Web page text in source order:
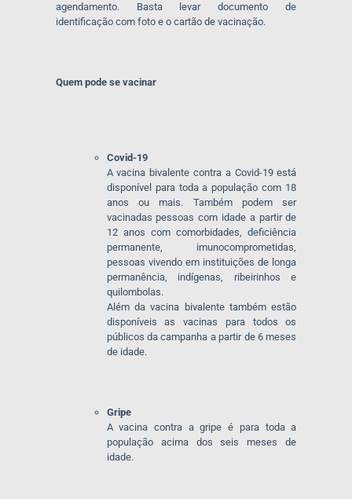
agendamento. Basta levar documento de
identificação com foto e o cartão de vacinação.
Quem pode se vacinar
Covid-19
A vacina bivalente contra a Covid-19 está
disponível para toda a população com 18
anos ou mais. Também podem ser
vacinadas pessoas com idade a partir de
12 anos com comorbidades, deficiência
permanente, imunocomprometidas,
pessoas vivendo em instituições de longa
permanência, indígenas, ribeirinhos e
quilombolas.
Além da vacina bivalente também estão
disponíveis as vacinas para todos os
públicos da campanha a partir de 6 meses
de idade.
Gripe
A vacina contra a gripe é para toda a
população acima dos seis meses de
idade.